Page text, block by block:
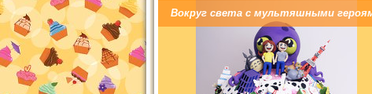
Вокруг света с мультяшными